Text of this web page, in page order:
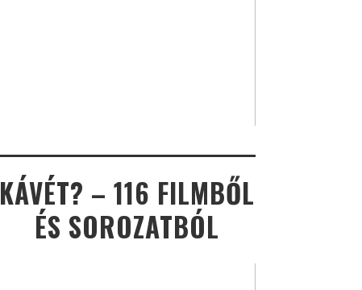
KÁVÉT? – 116 FILMBŐL
ÉS SOROZATBÓL